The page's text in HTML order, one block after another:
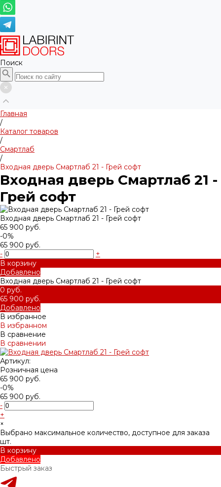
Поиск
Главная
/
Каталог товаров
/
Смартлаб
/
Входная дверь Смартлаб 21 - Грей софт
Входная дверь Смартлаб 21 -
Грей софт
Входная дверь Смартлаб 21 - Грей софт
65 900 руб.
-0%
65 900 руб.
-
+
В корзину
Добавлено
Входная дверь Смартлаб 21 - Грей софт
0 руб.
65 900 руб.
Добавлено
В избранное
В избранном
В сравнение
В сравнении
Артикул:
Розничная цена
65 900 руб.
-0%
65 900 руб.
-
+
×
Выбрано максимальное количество, доступное для заказа
шт.
В корзину
Добавлено
Быстрый заказ